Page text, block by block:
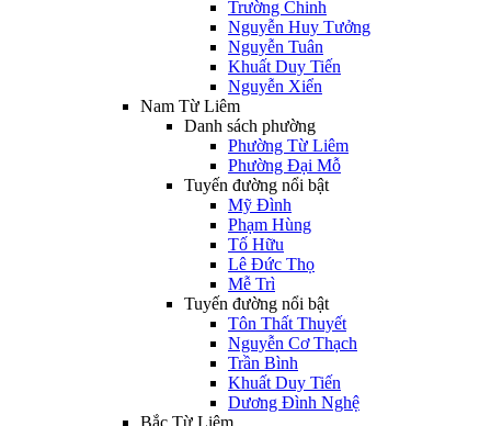
Trường Chinh
Nguyễn Huy Tưởng
Nguyễn Tuân
Khuất Duy Tiến
Nguyễn Xiển
Nam Từ Liêm
Danh sách phường
Phường Từ Liêm
Phường Đại Mỗ
Tuyến đường nổi bật
Mỹ Đình
Phạm Hùng
Tố Hữu
Lê Đức Thọ
Mễ Trì
Tuyến đường nổi bật
Tôn Thất Thuyết
Nguyễn Cơ Thạch
Trần Bình
Khuất Duy Tiến
Dương Đình Nghệ
Bắc Từ Liêm